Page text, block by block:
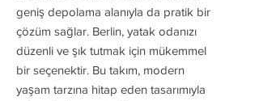
geniş depolama alanıyla da pratik bir
çözüm sağlar. Berlin, yatak odanızı
düzenli ve şık tutmak için mükemmel
bir seçenektir. Bu takım, modern
yaşam tarzına hitap eden tasarımıyla